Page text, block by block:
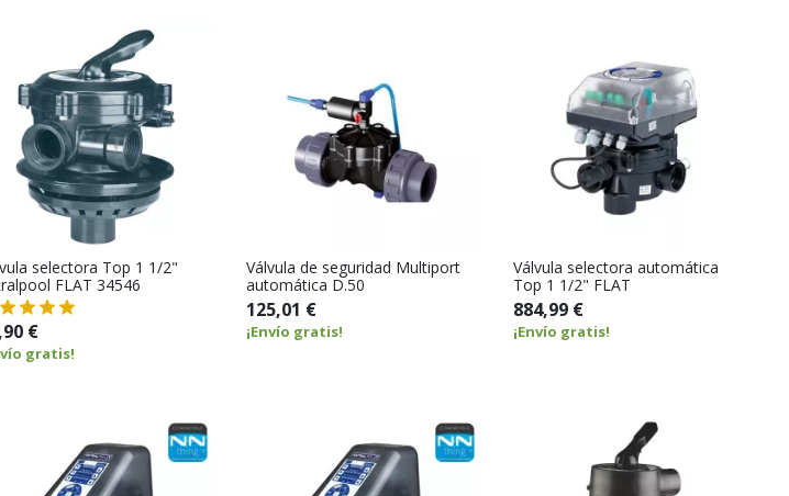
selectora Top 1 1/2"
FLAT 34546
€
gratis!
Válvula de seguridad Multiport
automática D.50
125,01 €
¡Envío gratis!
Válvula selectora automática
Top 1 1/2" FLAT
884,99 €
¡Envío gratis!